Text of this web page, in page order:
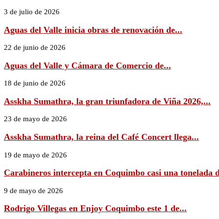
3 de julio de 2026
Aguas del Valle inicia obras de renovación de...
22 de junio de 2026
Aguas del Valle y Cámara de Comercio de...
18 de junio de 2026
Asskha Sumathra, la gran triunfadora de Viña 2026,...
23 de mayo de 2026
Asskha Sumathra, la reina del Café Concert llega...
19 de mayo de 2026
Carabineros intercepta en Coquimbo casi una tonelada
9 de mayo de 2026
Rodrigo Villegas en Enjoy Coquimbo este 1 de...